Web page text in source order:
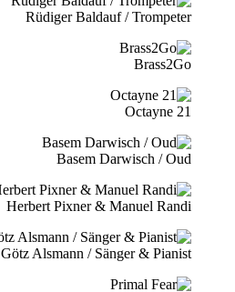
Rüdiger Baldauf / Trompeter
Brass2Go
21 Octayne
Basem Darwisch / Oud
Herbert Pixner & Manuel Randi
Götz Alsmann / Sänger & Pianist